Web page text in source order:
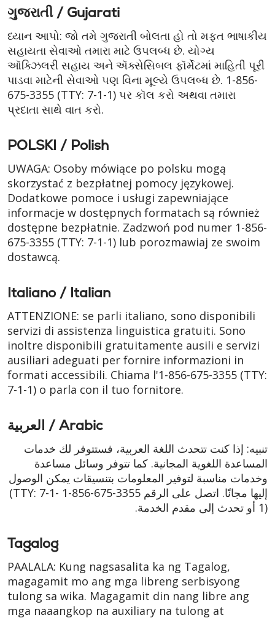
ગુજરાતી / Gujarati
ધ્યાન આપો: જો તમે ગુજરાતી બોલતા હો તો મફત ભાષાકીય
સહાયતા સેવાઓ તમારા માટે ઉપલબ્ધ છે. યોગ્ય
ઑક્ઝિલરી સહાય અને ઍક્સેસિબલ ફૉર્મેટમાં માહિતી પૂરી
પાડવા માટેની સેવાઓ પણ વિના મૂલ્યે ઉપલબ્ધ છે. 1-856-
675-3355 (TTY: 7-1-1) પર કૉલ કરો અથવા તમારા
પ્રદાતા સાથે વાત કરો.
POLSKI / Polish
UWAGA: Osoby mówiące po polsku mogą
skorzystać z bezpłatnej pomocy językowej.
Dodatkowe pomoce i usługi zapewniające
informacje w dostępnych formatach są również
dostępne bezpłatnie. Zadzwoń pod numer 1-856-
675-3355 (TTY: 7-1-1) lub porozmawiaj ze swoim
dostawcą.
Italiano / Italian
ATTENZIONE: se parli italiano, sono disponibili
servizi di assistenza linguistica gratuiti. Sono
inoltre disponibili gratuitamente ausili e servizi
ausiliari adeguati per fornire informazioni in
formati accessibili. Chiama l'1-856-675-3355 (TTY:
7-1-1) o parla con il tuo fornitore.
العربية / Arabic
تنبيه: إذا كنت تتحدث اللغة العربية، فستتوفر لك خدمات
المساعدة اللغوية المجانية. كما تتوفر وسائل مساعدة
وخدمات مناسبة لتوفير المعلومات بتنسيقات يمكن الوصول
إليها مجانًا. اتصل على الرقم 1-856-675-3355
(TTY: 7-1-
1) أو تحدث إلى مقدم الخدمة.
Tagalog
PAALALA: Kung nagsasalita ka ng Tagalog,
magagamit mo ang mga libreng serbisyong
tulong sa wika. Magagamit din nang libre ang
mga naaangkop na auxiliary na tulong at